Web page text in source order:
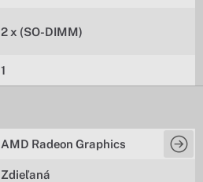
2 x (SO-DIMM)
1
AMD Radeon Graphics
Zdieľaná